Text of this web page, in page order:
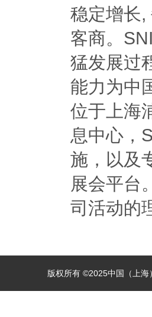
稳定增长,
客商。
猛发展过
能力为中
位于上海
息中心，
施，以及
展会平台
司活动的
版权所有 ©2025中国（上